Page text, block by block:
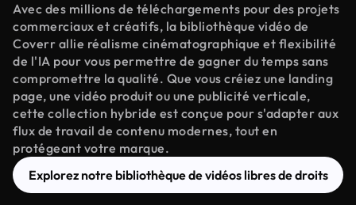
Avec des millions de téléchargements pour des projets
commerciaux et créatifs, la bibliothèque vidéo de
Coverr allie réalisme cinématographique et flexibilité
de l'IA pour vous permettre de gagner du temps sans
compromettre la qualité. Que vous créiez une landing
page, une vidéo produit ou une publicité verticale,
cette collection hybride est conçue pour s'adapter aux
flux de travail de contenu modernes, tout en
protégeant votre marque.
Explorez notre bibliothèque de vidéos libres de droits